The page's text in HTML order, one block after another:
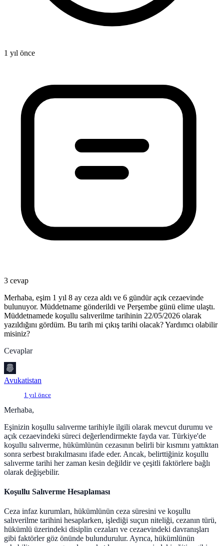
1 yıl önce
3 cevap
Merhaba, eşim 1 yıl 8 ay ceza aldı ve 6 gündür açık cezaevinde
bulunuyor. Müddetname gönderildi ve Perşembe günü elime ulaştı.
Müddetnamede koşullu salıverilme tarihinin 22/05/2026 olarak
yazıldığını gördüm. Bu tarih mi çıkış tarihi olacak? Yardımcı olabilir
misiniz?
Cevaplar
Avukatistan
1 yıl önce
Merhaba,
Eşinizin koşullu salıverme tarihiyle ilgili olarak mevcut durumu ve
açık cezaevindeki süreci değerlendirmekte fayda var. Türkiye'de
koşullu salıverme, hükümlünün cezasının belirli bir kısmını yattıktan
sonra serbest bırakılmasını ifade eder. Ancak, belirttiğiniz koşullu
salıverme tarihi her zaman kesin değildir ve çeşitli faktörlere bağlı
olarak değişebilir.
Koşullu Salıverme Hesaplaması
Ceza infaz kurumları, hükümlünün ceza süresini ve koşullu
salıverilme tarihini hesaplarken, işlediği suçun niteliği, cezanın türü,
hükümlü üzerindeki disiplin cezaları ve cezaevindeki davranışları
gibi faktörler göz önünde bulundurulur. Ayrıca, hükümlünün